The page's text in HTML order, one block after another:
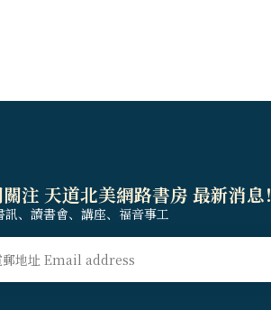
注 天道北美網路書房 最新消息！
訊、讀書會、講座、福音事工